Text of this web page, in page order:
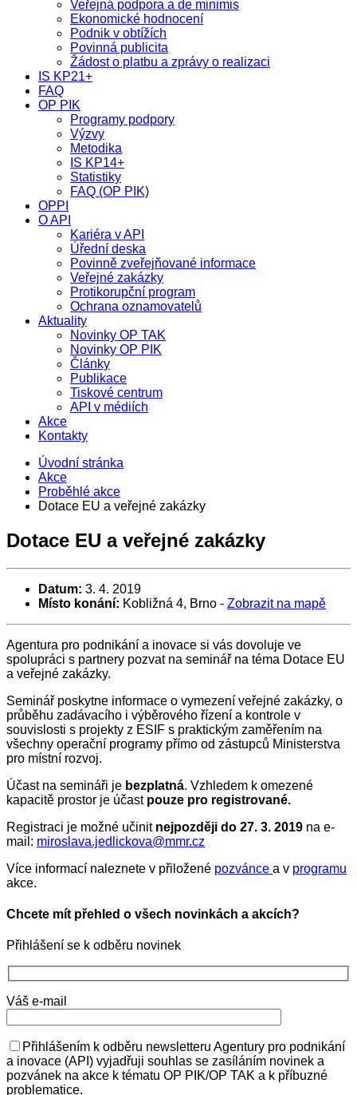
Veřejná podpora a de minimis
Ekonomické hodnocení
Podnik v obtížích
Povinná publicita
Žádost o platbu a zprávy o realizaci
IS KP21+
FAQ
OP PIK
Programy podpory
Výzvy
Metodika
IS KP14+
Statistiky
FAQ (OP PIK)
OPPI
O API
Kariéra v API
Úřední deska
Povinně zveřejňované informace
Veřejné zakázky
Protikorupční program
Ochrana oznamovatelů
Aktuality
Novinky OP TAK
Novinky OP PIK
Články
Publikace
Tiskové centrum
API v médiích
Akce
Kontakty
Úvodní stránka
Akce
Proběhlé akce
Dotace EU a veřejné zakázky
Dotace EU a veřejné zakázky
Datum: 3. 4. 2019
Místo konání: Kobližná 4, Brno - Zobrazit na mapě
Agentura pro podnikání a inovace si vás dovoluje ve
spolupráci s partnery pozvat na seminář na téma Dotace EU
a veřejné zakázky.
Seminář poskytne informace o vymezení veřejné zakázky, o
průběhu zadávacího i výběrového řízení a kontrole v
souvislosti s projekty z ESIF s praktickým zaměřením na
všechny operační programy přímo od zástupců Ministerstva
pro místní rozvoj.
Účast na semináři je bezplatná. Vzhledem k omezené
kapacitě prostor je účast pouze pro registrované.
Registraci je možné učinit nejpozději do 27. 3. 2019 na e-
mail: miroslava.jedlickova@mmr.cz
Více informací naleznete v přiložené pozvánce a v programu
akce.
Chcete mít přehled o všech novinkách a akcích?
Přihlášení se k odběru novinek
Váš e-mail
Přihlášením k odběru newsletteru Agentury pro podnikání
a inovace (API) vyjadřuji souhlas se zasíláním novinek a
pozvánek na akce k tématu OP PIK/OP TAK a k příbuzné
problematice.